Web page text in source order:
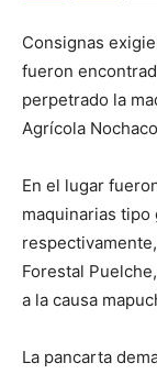
Consignas
fueron
perpetrado la
Agrícola
En el lugar
maquinarias
Forestal
a la causa
La pancarta